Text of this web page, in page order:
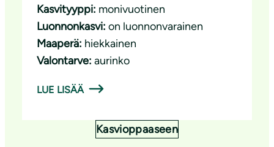
Kasvityyppi: monivuotinen
Luonnonkasvi: on luonnonvarainen
Maaperä: hiekkainen
Valontarve: aurinko
LUE LISÄÄ
Kasvioppaaseen